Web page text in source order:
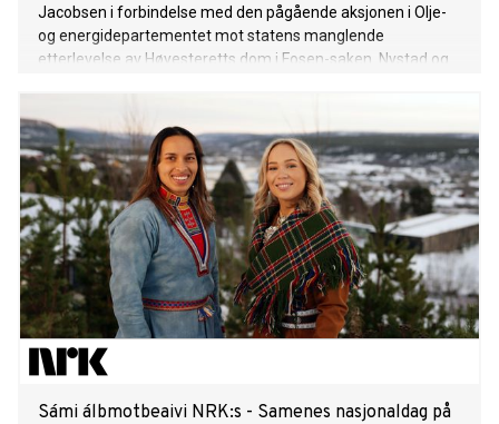
Jacobsen i forbindelse med den pågående aksjonen i Olje-
og energidepartementet mot statens manglende
etterlevelse av Høyesteretts dom i Fosen-saken. Nystad og
Departementenes sikkerhets- og serviceorganisasjon (DSS)
systematisk forsøker å hindre utøvelse av deres lovmessige
rett til frie ytringer og demonstrasjon.
Sámi álbmotbeaivi NRK:s - Samenes nasjonaldag på